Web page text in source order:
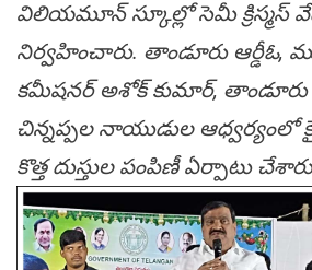
విలియమూన్‌ స్కూల్లో సెమీ క్రిస్మస్
నిర్వహించారు. తాండూరు ఆర్డీఓ,
కమీషనర్ అశోక్ కుమార్,
చిన్నప్పల నాయుడుల ఆధ్వర్యంలో
కొత్త దుస్తుల పంపిణీ ఏర్పాటు